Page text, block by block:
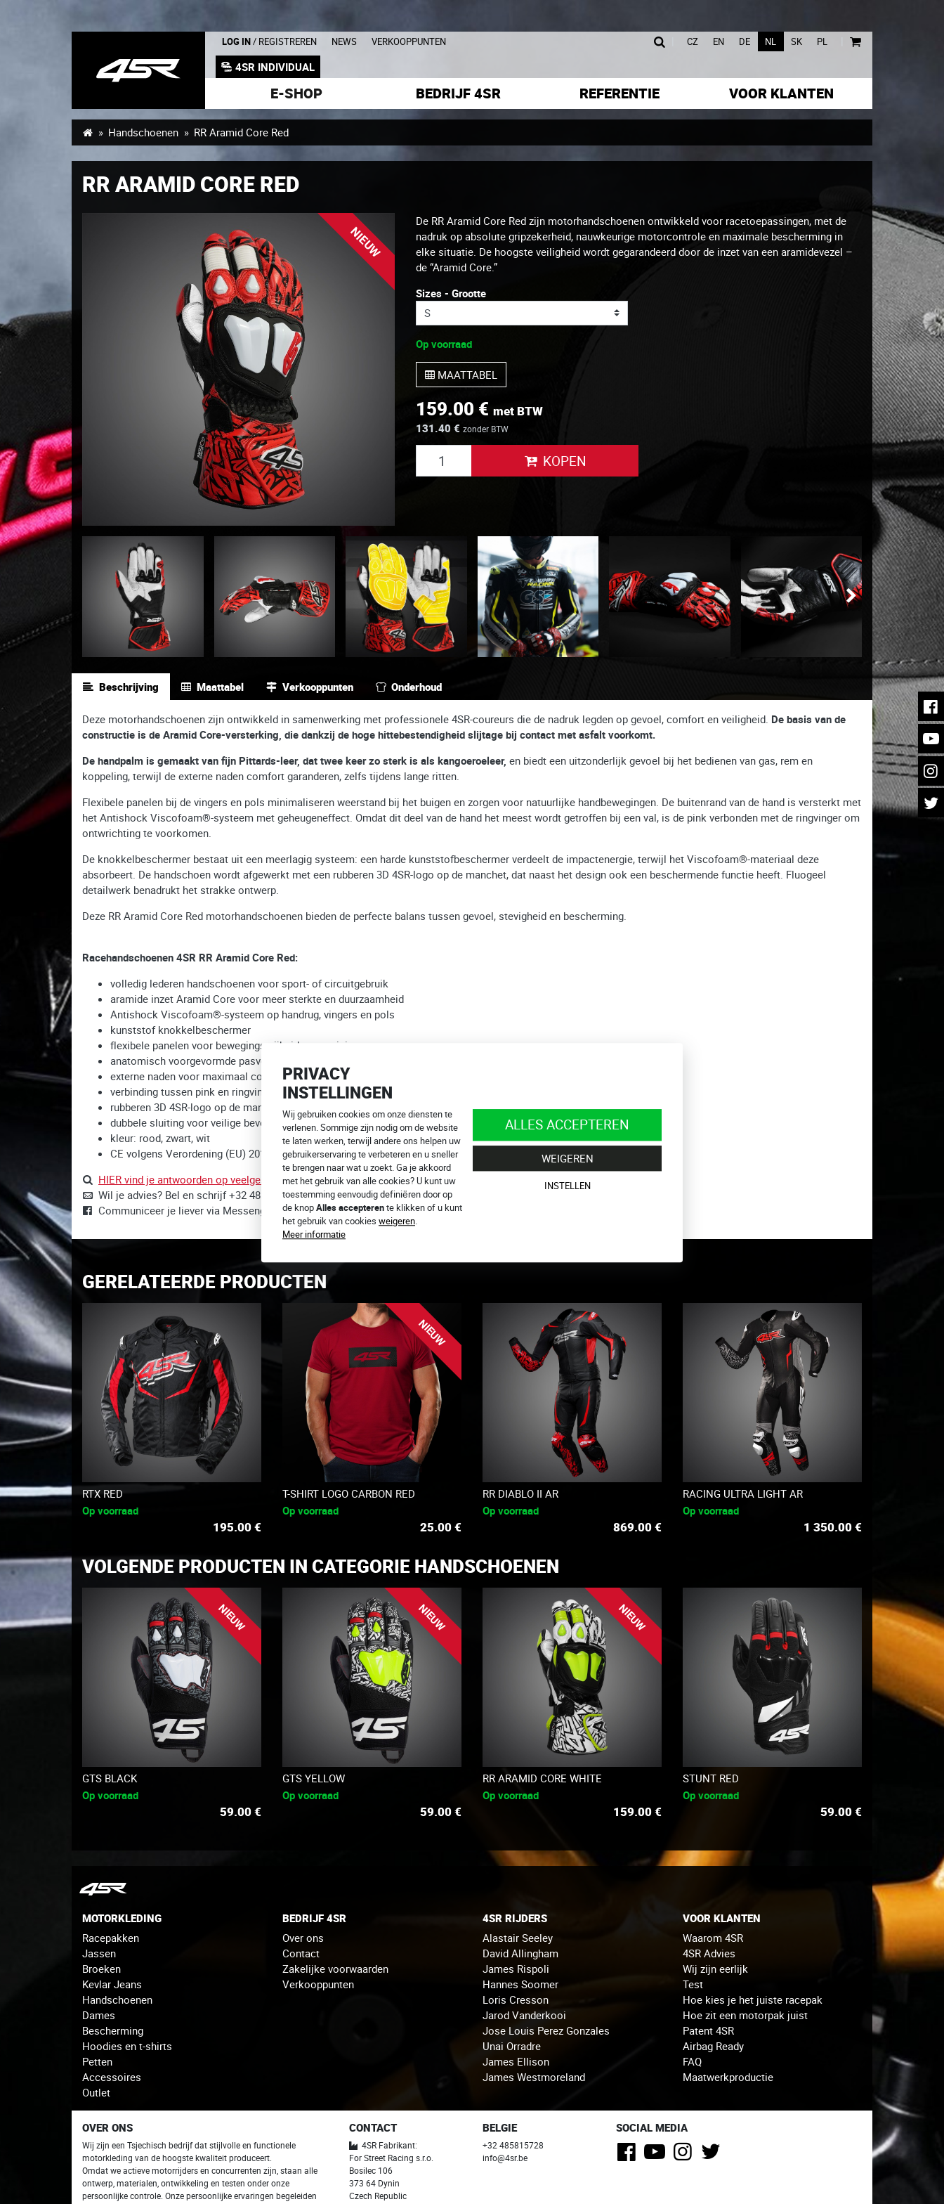
PRIVACY
INSTELLINGEN
Wij gebruiken cookies om onze diensten te
verlenen. Sommige zijn nodig om de website
te laten werken, terwijl andere ons helpen uw
gebruikerservaring te verbeteren en u sneller
te brengen naar wat u zoekt. Ga je akkoord
met het gebruik van alle cookies? U kunt uw
toestemming eenvoudig definiëren door op
de knopAlles accepterente klikken of u kunt
het gebruik van cookies weigeren.
Meer informatie
ALLES ACCEPTEREN
WEIGEREN
INSTELLEN
LOG IN / REGISTREREN NEWS VERKOOPPUNTEN
4SR INDIVIDUAL
CZ EN DE NL SK PL
E-SHOP BEDRIJF 4SR REFERENTIE VOOR KLANTEN
Handschoenen RR Aramid Core Red
RR ARAMID CORE RED
NIEUW
De RR Aramid Core Red zijn motorhandschoenen ontwikkeld voor racetoepassingen, met de
nadruk op absolute gripzekerheid, nauwkeurige motorcontrole en maximale bescherming in
elke situatie. De hoogste veiligheid wordt gegarandeerd door de inzet van een aramidevezel –
de “Aramid Core.”
Sizes - Grootte
Op voorraad
MAATTABEL
159.00 € met BTW
131.40 € zonder BTW
KOPEN
Beschrijving Maattabel Verkooppunten Onderhoud
Deze motorhandschoenen zijn ontwikkeld in samenwerking met professionele 4SR-coureurs die de nadruk legden op gevoel, comfort en veiligheid. De basis van de
constructie is de Aramid Core-versterking, die dankzij de hoge hittebestendigheid slijtage bij contact met asfalt voorkomt.
De handpalm is gemaakt van fijn Pittards-leer, dat twee keer zo sterk is als kangoeroeleer, en biedt een uitzonderlijk gevoel bij het bedienen van gas, rem en
koppeling, terwijl de externe naden comfort garanderen, zelfs tijdens lange ritten.
Flexibele panelen bij de vingers en pols minimaliseren weerstand bij het buigen en zorgen voor natuurlijke handbewegingen. De buitenrand van de hand is versterkt met
het Antishock Viscofoam®-systeem met geheugeneffect. Omdat dit deel van de hand het meest wordt getroffen bij een val, is de pink verbonden met de ringvinger om
ontwrichting te voorkomen.
De knokkelbeschermer bestaat uit een meerlagig systeem: een harde kunststofbeschermer verdeelt de impactenergie, terwijl het Viscofoam®-materiaal deze
absorbeert. De handschoen wordt afgewerkt met een rubberen 3D 4SR-logo op de manchet, dat naast het design ook een beschermende functie heeft. Fluogeel
detailwerk benadrukt het strakke ontwerp.
Deze RR Aramid Core Red motorhandschoenen bieden de perfecte balans tussen gevoel, stevigheid en bescherming.
Racehandschoenen 4SR RR Aramid Core Red:
volledig lederen handschoenen voor sport- of circuitgebruik
aramide inzet Aramid Core voor meer sterkte en duurzaamheid
Antishock Viscofoam®-systeem op handrug, vingers en pols
kunststof knokkelbeschermer
flexibele panelen voor bewegingsvrijheid en precisie
anatomisch voorgevormde pasvorm voor natuurlijke grip
externe naden voor maximaal comfort
verbinding tussen pink en ringvinger om letsel bij een val te verminderen
rubberen 3D 4SR-logo op de manchet
dubbele sluiting voor veilige bevestiging
kleur: rood, zwart, wit
CE volgens Verordening (EU) 2016/425
HIER vind je antwoorden op veelgestelde vragen.
Wil je advies? Bel en schrijf +32 485815728,info@4SR.be
Communiceer je liever via Messenger? Wij zijn online!
GERELATEERDE PRODUCTEN
RTX RED
Op voorraad
195.00€
NIEUW
T-SHIRT LOGO CARBON RED
Op voorraad
25.00€
RR DIABLO II AR
Op voorraad
869.00€
RACING ULTRA LIGHT AR
Op voorraad
1 350.00€
VOLGENDE PRODUCTEN IN CATEGORIE HANDSCHOENEN
NIEUW
GTS BLACK
Op voorraad
59.00€
NIEUW
GTS YELLOW
Op voorraad
59.00€
NIEUW
RR ARAMID CORE WHITE
Op voorraad
159.00€
STUNT RED
Op voorraad
59.00€
MOTORKLEDING
Racepakken
Jassen
Broeken
Kevlar Jeans
Handschoenen
Dames
Bescherming
Hoodies en t-shirts
Petten
Accessoires
Outlet
BEDRIJF 4SR
Over ons
Contact
Zakelijke voorwaarden
Verkooppunten
4SR RIJDERS
Alastair Seeley
David Allingham
James Rispoli
Hannes Soomer
Loris Cresson
Jarod Vanderkooi
Jose Louis Perez Gonzales
Unai Orradre
James Ellison
James Westmoreland
VOOR KLANTEN
Waarom 4SR
4SR Advies
Wij zijn eerlijk
Test
Hoe kies je het juiste racepak
Hoe zit een motorpak juist
Patent 4SR
Airbag Ready
FAQ
Maatwerkproductie
OVER ONS
Wij zijn een Tsjechisch bedrijf dat stijlvolle en functionele
motorkleding van de hoogste kwaliteit produceert.
Omdat we actieve motorrijders en concurrenten zijn, staan ​​alle
ontwerp, materialen, ontwikkeling en testen onder onze
persoonlijke controle. Onze persoonlijke ervaringen begeleiden
CONTACT
4SR Fabrikant:
For Street Racing s.r.o.
Bosilec 106
373 64 Dynin
Czech Republic
BELGIE
+32 485815728
info@4sr.be
SOCIAL MEDIA